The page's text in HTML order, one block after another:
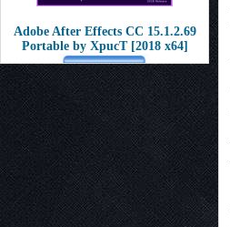
Adobe After Effects CC 15.1.2.69
Portable by XpucT [2018 x64]